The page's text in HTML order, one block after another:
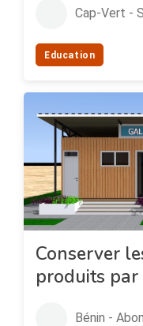
Cap-Vert -
Education
Conserver
produits par
Bénin -